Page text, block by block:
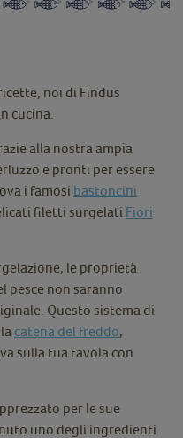
noi di Findus
cucina.
alla nostra ampia
e pronti per essere
i famosi bastoncini
filetti surgelati Fiori
le proprietà
pesce non saranno
Questo sistema di
catena del freddo,
sulla tua tavola con
per le sue
uno degli ingredienti